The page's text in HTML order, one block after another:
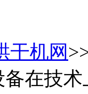
干机网
在技